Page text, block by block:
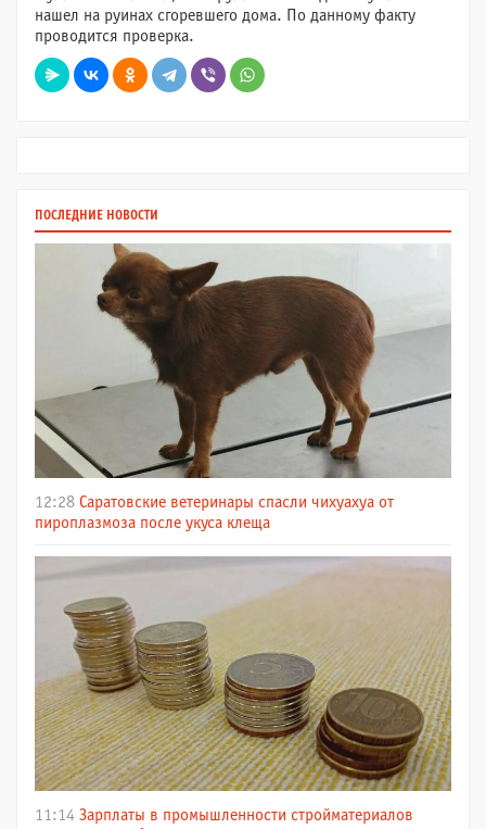
нашел на руинах сгоревшего дома. По данному факту
проводится проверка.
ПОСЛЕДНИЕ НОВОСТИ
12:28 Саратовские ветеринары спасли чихуахуа от
пироплазмоза после укуса клеща
11:14 Зарплаты в промышленности стройматериалов